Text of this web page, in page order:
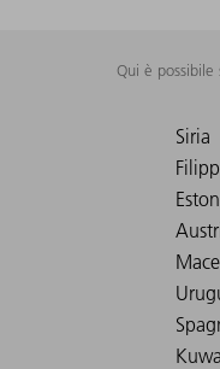
Qui è